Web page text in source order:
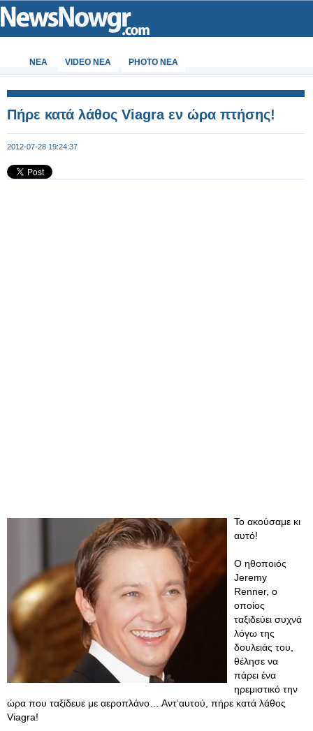
ΝΕΑ VIDEO NEA PHOTO NEA
Πήρε κατά λάθος Viagra εν ώρα πτήσης!
2012-07-28 19:24:37
Το ακούσαμε κι
αυτό!
Ο ηθοποιός
Jeremy
Renner, ο
οποίος
ταξιδεύει συχνά
λόγω της
δουλειάς του,
θέλησε να
πάρει ένα
ηρεμιστικό την
ώρα που ταξίδευε με αεροπλάνο… Αντ’αυτού, πήρε κατά λάθος
Viagra!